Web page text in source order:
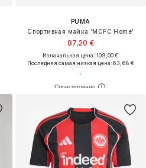
PUMA
Спортивная майка 'MCFC Home'
87,20 €
Изначальная цена: 109,00 €
Последняя самая низкая цена:63,68 €